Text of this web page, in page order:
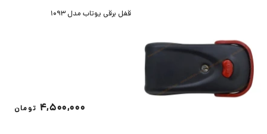
قفل برقی یوتاب مدل 1093
4,500,000 تومان